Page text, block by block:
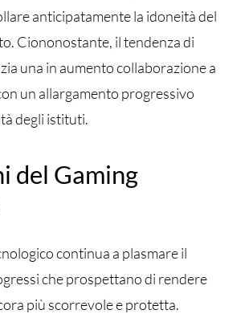
anticipatamente la idoneità del
Ciononostante, il tendenza di
una in aumento collaborazione a
un allargamento progressivo
degli istituti.
del Gaming
continua a plasmare il
che prospettano di rendere
più scorrevole e protetta.